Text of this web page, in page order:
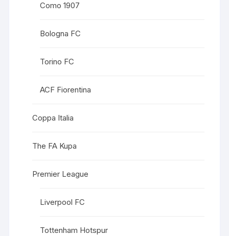
Como 1907
Bologna FC
Torino FC
ACF Fiorentina
Coppa Italia
The FA Kupa
Premier League
Liverpool FC
Tottenham Hotspur